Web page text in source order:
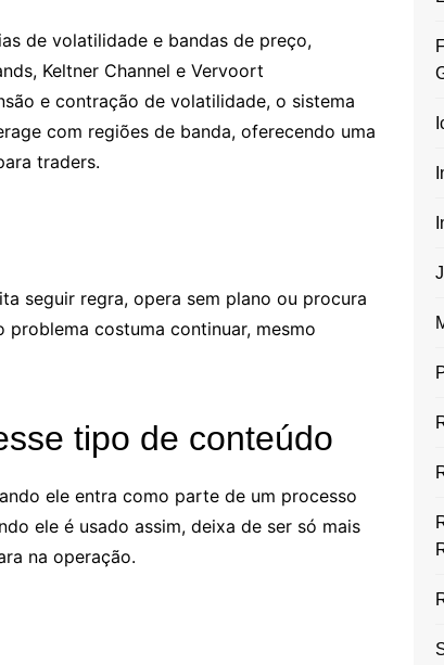
de volatilidade e bandas de preço,
Keltner Channel e Vervoort
e contração de volatilidade, o sistema
com regiões de banda, oferecendo uma
traders.
seguir regra, opera sem plano ou procura
problema costuma continuar, mesmo
tipo de conteúdo
ele entra como parte de um processo
ele é usado assim, deixa de ser só mais
na operação.